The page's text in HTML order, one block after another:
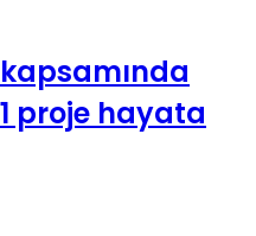
kapsamında
proje hayata